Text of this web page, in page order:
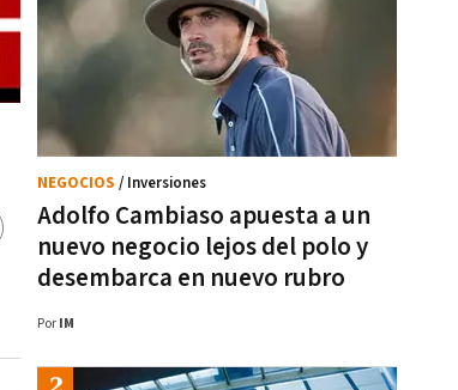
Adolfo Cambiaso apuesta a un
nuevo negocio lejos del polo y
desembarca en nuevo rubro
NEGOCIOS / Inversiones
Por IM